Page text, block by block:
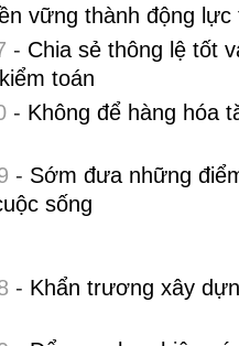
vững thành động lực
- Chia sẻ thông lệ tốt
toán
- Không để hàng hóa
- Sớm đưa những
sống
- Khẩn trương xây